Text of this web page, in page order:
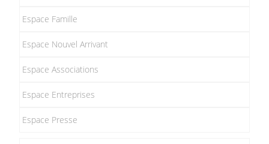
Espace Famille
Espace Nouvel Arrivant
Espace Associations
Espace Entreprises
Espace Presse